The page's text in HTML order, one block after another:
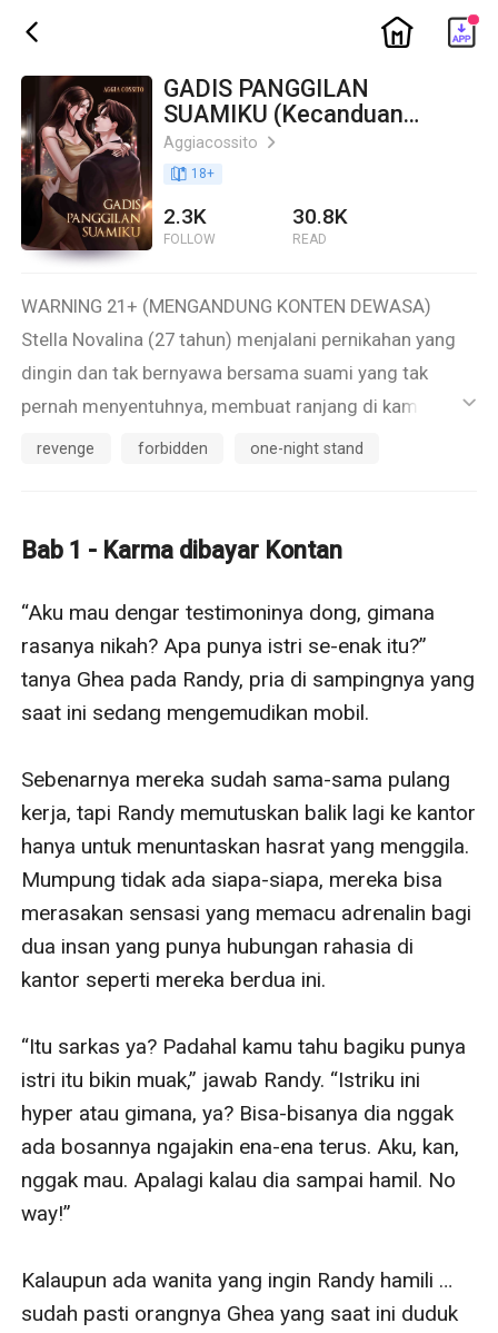
ic_back ic_home
GADIS PANGGILAN
SUAMIKU (Kecanduan
Bersamamu)
Aggiacossito ic_arrow_right
book_age 18+
2.3K
FOLLOW
30.8K
READ
WARNING 21+ (MENGANDUNG KONTEN DEWASA)
Stella Novalina (27 tahun) menjalani pernikahan yang
dingin dan tak bernyawa bersama suami yang tak
pernah menyentuhnya, membuat ranjang di kamar
mereka benar-benar hanya berfungsi sebagai tempat
Sampai kemudian, sebuah tragedi membuat lembaran
Pengkhianatan yang tak pernah disangka-sangka
membuat Stella menyadari kalau suaminya memang
tak pernah menginginkan perjodohan mereka sejak
awal.
Stella justru terperosok ke dalam hubungan terlarang …
dengan Arga Wiranata (36 tahun), bos suaminya
sendiri yang kini menjadi bosnya juga.
Ini gilaaa! Ada hasrat membara yang begitu sulit untuk
dikendalikan.
Di sela bisikan dosa dan kenikmatan yang tak
semestinya, Stella harus memilih antara
ternoda pengkhianatan atau menghancurkannya demi
gairah yang telanjur membuatnya kecanduan.
Kabur? Sayangnya, Stella tak bisa melarikan diri dari
kenyataan gila ini!
ic_default
revenge forbidden one-night stand
Bab 1 - Karma dibayar Kontan
“Aku mau dengar testimoninya dong, gimana
rasanya nikah? Apa punya istri se-enak itu?”
tanya Ghea pada Randy, pria di sampingnya yang
saat ini sedang mengemudikan mobil.
Sebenarnya mereka sudah sama-sama pulang
kerja, tapi Randy memutuskan balik lagi ke kantor
hanya untuk menuntaskan hasrat yang menggila.
Mumpung tidak ada siapa-siapa, mereka bisa
merasakan sensasi yang memacu adrenalin bagi
dua insan yang punya hubungan rahasia di
kantor seperti mereka berdua ini.
“Itu sarkas ya? Padahal kamu tahu bagiku punya
istri itu bikin muak,” jawab Randy. “Istriku ini
hyper atau gimana, ya? Bisa-bisanya dia nggak
ada bosannya ngajakin ena-ena terus. Aku, kan,
nggak mau. Apalagi kalau dia sampai hamil. No
way!”
Kalaupun ada wanita yang ingin Randy hamili …
sudah pasti orangnya Ghea yang saat ini duduk